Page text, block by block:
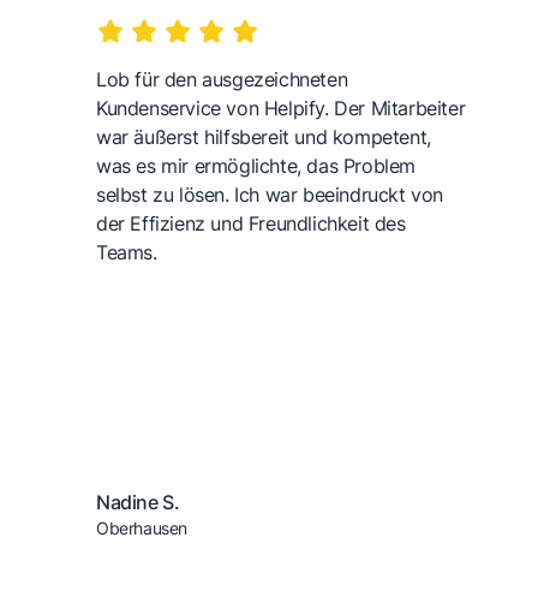
Lob für den ausgezeichneten
Kundenservice von Helpify. Der Mitarbeiter
war äußerst hilfsbereit und kompetent,
was es mir ermöglichte, das Problem
selbst zu lösen. Ich war beeindruckt von
der Effizienz und Freundlichkeit des
Teams.
Nadine S.
Oberhausen